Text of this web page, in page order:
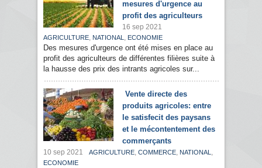
mesures d'urgence au
profit des agriculteurs
16 sep 2021
AGRICULTURE, NATIONAL , ECONOMIE
Des mesures d'urgence ont été mises en place au
profit des agriculteurs de différentes filières suite à
la hausse des prix des intrants agricoles sur...
Vente directe des
produits agricoles: entre
le satisfecit des paysans
et le mécontentement des
commerçants
10 sep 2021 AGRICULTURE, COMMERCE, NATIONAL ,
ECONOMIE